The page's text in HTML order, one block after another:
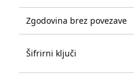
Zgodovina brez povezave
Šifrirni ključi